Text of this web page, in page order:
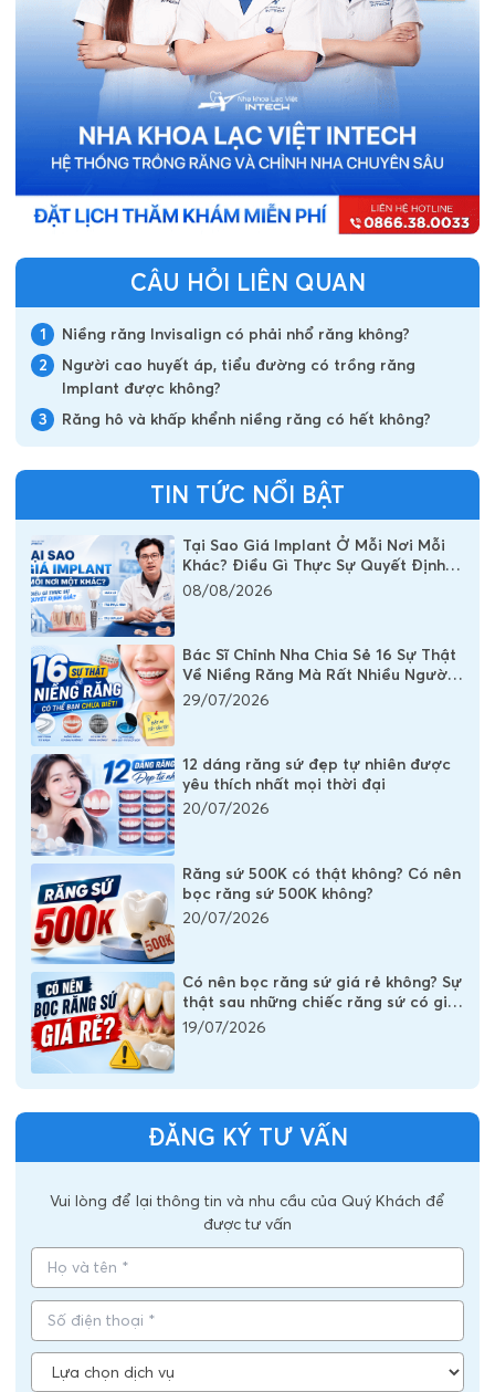
CÂU HỎI LIÊN QUAN
1
Niềng răng Invisalign có phải nhổ răng không?
2
Người cao huyết áp, tiểu đường có trồng răng
Implant được không?
3
Răng hô và khấp khểnh niềng răng có hết không?
TIN TỨC NỔI BẬT
Tại Sao Giá Implant Ở Mỗi Nơi Mỗi
Khác? Điều Gì Thực Sự Quyết Định
Chi Phí Một Chiếc Răng Implant
08/08/2026
Bác Sĩ Chỉnh Nha Chia Sẻ 16 Sự Thật
Về Niềng Răng Mà Rất Nhiều Người
Vẫn Đang Hiểu Sai
29/07/2026
12 dáng răng sứ đẹp tự nhiên được
yêu thích nhất mọi thời đại
20/07/2026
Răng sứ 500K có thật không? Có nên
bọc răng sứ 500K không?
20/07/2026
Có nên bọc răng sứ giá rẻ không? Sự
thật sau những chiếc răng sứ có giá
vài trăm nghìn
19/07/2026
ĐĂNG KÝ TƯ VẤN
Vui lòng để lại thông tin và nhu cầu của Quý Khách để
được tư vấn